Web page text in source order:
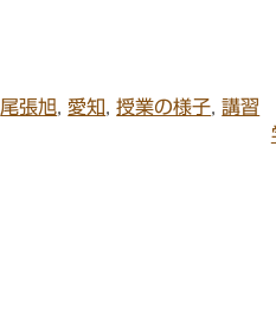
尾張旭 愛知 ,授業の様子 ,講習